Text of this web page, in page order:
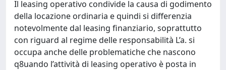
Il leasing operativo condivide la causa di godimento
della locazione ordinaria e quindi si differenzia
notevolmente dal leasing finanziario, soprattutto
con riguard al regime delle responsabilità L’a. si
occupa anche delle problematiche che nascono
q8uando l’attività di leasing operativo è posta in